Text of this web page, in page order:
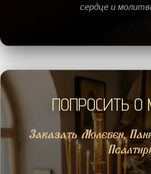
сердце и
ПОПРОСИТЬ О
Заказать Молебен,